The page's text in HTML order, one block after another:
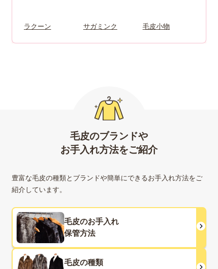
ラクーン サガミンク 毛皮小物
毛皮のブランドや
お手入れ方法をご紹介
豊富な毛皮の種類とブランドや簡単にできるお手入れ方法をご
紹介しています。
毛皮のお手入れ
保管方法
毛皮の種類